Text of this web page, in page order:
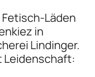
Läden
in
Lindinger.
Leidenschaft: